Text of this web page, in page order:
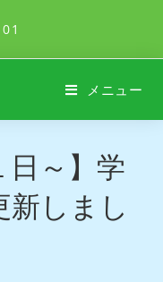
メニュー
日～】学
新しまし